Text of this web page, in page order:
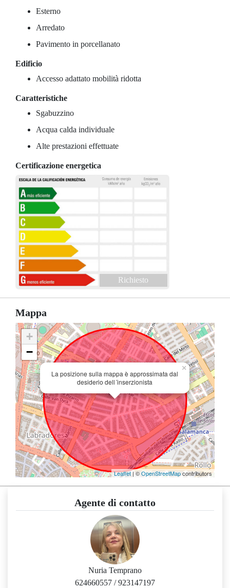
Esterno
Arredato
Pavimento in porcellanato
Edificio
Accesso adattato mobilità ridotta
Caratteristiche
Sgabuzzino
Acqua calda individuale
Alte prestazioni effettuate
Certificazione energetica
Richiesto
Mappa
La posizione sulla mappa è approssimata dal
desiderio dell´inserzionista
×
+
−
Leaflet| ©OpenStreetMapcontributors
Agente di contatto
Nuria Temprano
624660557 /923147197